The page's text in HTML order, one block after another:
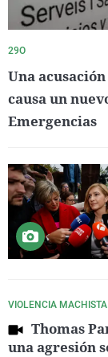
29O
Una
causa un
Emergencias
VIOLENCIA MACHISTA
Thomas
una agresión